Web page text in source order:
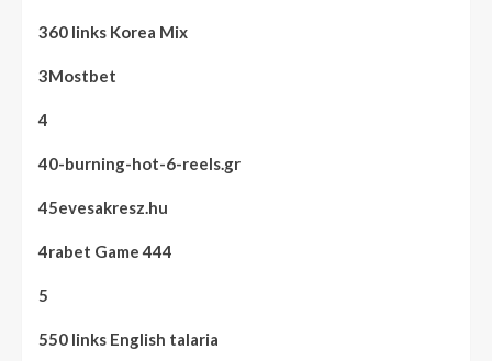
360 links Korea Mix
3Mostbet
4
40-burning-hot-6-reels.gr
45evesakresz.hu
4rabet Game 444
5
550 links English talaria